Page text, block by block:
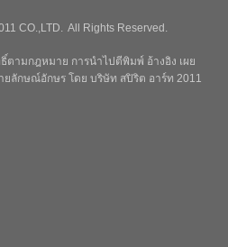
CO.,LTD. All Rights Reserved.
ตามกฎหมาย การนำไปตีพิมพ์ อ้างอิง เผย
ยลักษณ์อักษร โดย บริษัท สปิริต อาร์ท 2011